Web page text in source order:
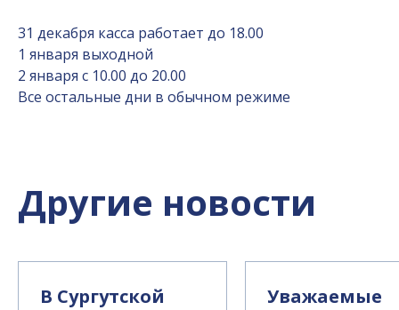
31 декабря касса работает до 18.00
1 января выходной
2 января с 10.00 до 20.00
Все остальные дни в обычном режиме
Другие новости
В Сургутской
Уважаемые